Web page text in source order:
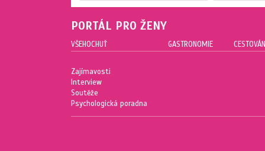
PORTÁL PRO ŽENY
VŠEHOCHUŤ
Zajímavosti
Interview
Soutěže
Psychologická poradna
GASTRONOMIE